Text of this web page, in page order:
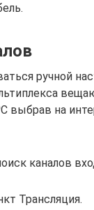
ручной
выбрав на
каналов
Трансляция.